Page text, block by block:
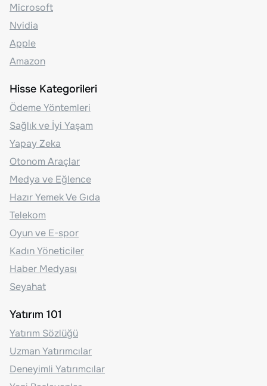
Microsoft
Nvidia
Apple
Amazon
Hisse Kategorileri
Ödeme Yöntemleri
Sağlık ve İyi Yaşam
Yapay Zeka
Otonom Araçlar
Medya ve Eğlence
Hazır Yemek Ve Gıda
Telekom
Oyun ve E-spor
Kadın Yöneticiler
Haber Medyası
Seyahat
Yatırım 101
Yatırım Sözlüğü
Uzman Yatırımcılar
Deneyimli Yatırımcılar